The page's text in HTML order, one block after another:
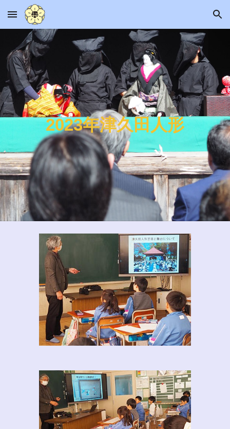
Skip to main content Skip to navigation
2023年津久田人形